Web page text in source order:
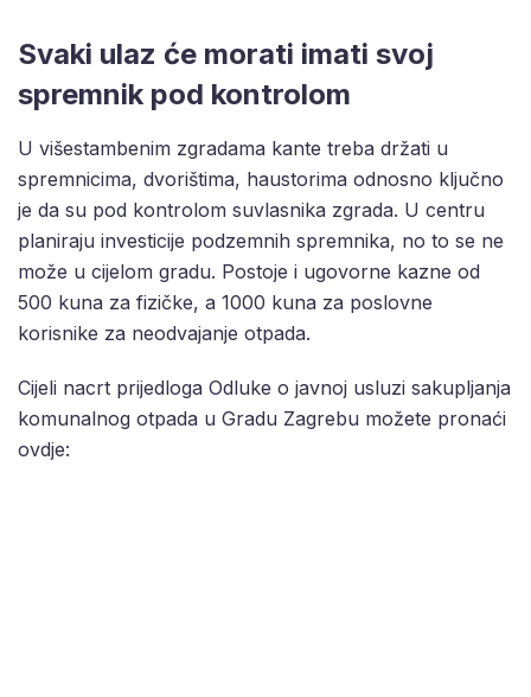
Svaki ulaz će morati imati svoj
spremnik pod kontrolom
U višestambenim zgradama kante treba držati u
spremnicima, dvorištima, haustorima odnosno ključno
je da su pod kontrolom suvlasnika zgrada. U centru
planiraju investicije podzemnih spremnika, no to se ne
može u cijelom gradu. Postoje i ugovorne kazne od
500 kuna za fizičke, a 1000 kuna za poslovne
korisnike za neodvajanje otpada.
Cijeli nacrt prijedloga Odluke o javnoj usluzi sakupljanja
komunalnog otpada u Gradu Zagrebu možete pronaći
ovdje: